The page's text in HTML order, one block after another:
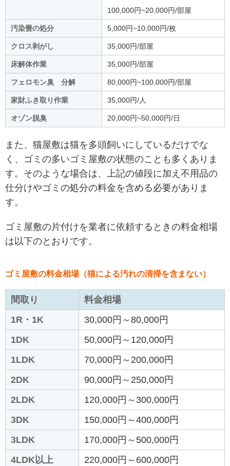
100,000円~20,000円/部屋
汚染畳の処分 5,000円~10,000円/枚
クロス剥がし 35,000円/部屋
床解体作業 35,000円/部屋
フェロモン臭 分解 80,000円~100,000円/部屋
家財ふき取り作業 35,000円/人
オゾン脱臭 20,000円~50,000円/日
また、猫屋敷は猫を多頭飼いにしているだけでな
く、ゴミの多いゴミ屋敷の状態のことも多くありま
す。そのような場合は、上記の値段に加え不用品の
仕分けやゴミの処分の料金を含める必要がありま
す。
ゴミ屋敷の片付けを業者に依頼するときの料金相場
は以下のとおりです。
ゴミ屋敷の料金相場（猫による汚れの清掃を含まない）
間取り
料金相場
1R・1K
30,000円～80,000円
1DK
50,000円～120,000円
1LDK
70,000円～200,000円
2DK
90,000円～250,000円
2LDK
120,000円～300,000円
3DK
150,000円～400,000円
3LDK
170,000円～500,000円
4LDK以上
220,000円～600,000円